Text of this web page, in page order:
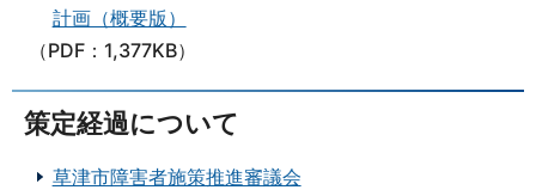
計画（概要版）
（PDF：1,377KB）
策定経過について
草津市障害者施策推進審議会